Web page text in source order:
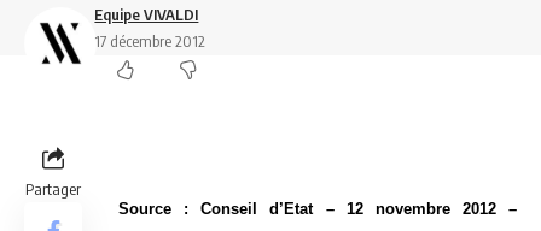
Equipe VIVALDI
17 décembre 2012
Partager
Source : Conseil d’Etat – 12 novembre 2012 –